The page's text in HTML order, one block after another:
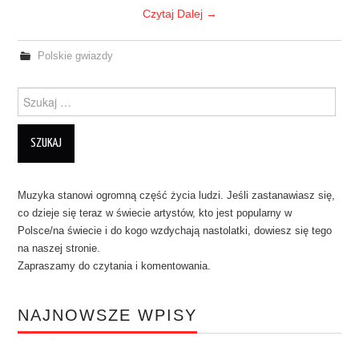
Czytaj Dalej →
Polskie gwiazdy
Szukanie dla:
Muzyka stanowi ogromną część życia ludzi. Jeśli zastanawiasz się,
co dzieje się teraz w świecie artystów, kto jest popularny w
Polsce/na świecie i do kogo wzdychają nastolatki, dowiesz się tego
na naszej stronie.
Zapraszamy do czytania i komentowania.
NAJNOWSZE WPISY